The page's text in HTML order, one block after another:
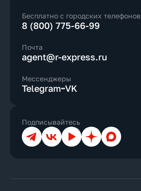
Бесплатно с городских телефонов
8 (800) 775-66-99
Почта
agent@r-express.ru
Мессенджеры
Telegram VK
Подписывайтесь
ТелеграмВКонтакте
YouTubeДзен Max